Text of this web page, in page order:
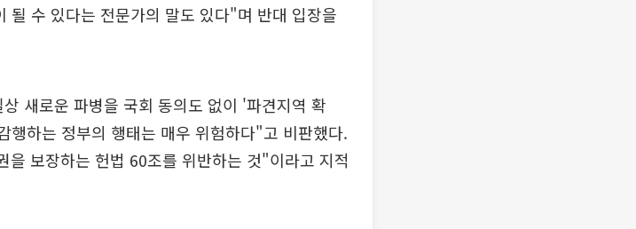
될 수 있다는 전문가의 말도 있다"며 반대 입장을
새로운 파병을 국회 동의도 없이 '파견지역 확
행하는 정부의 행태는 매우 위험하다"고 비판했다.
보장하는 헌법 60조를 위반하는 것"이라고 지적